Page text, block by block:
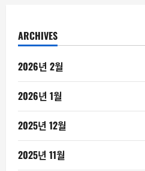
ARCHIVES
2026년 2월
2026년 1월
2025년 12월
2025년 11월